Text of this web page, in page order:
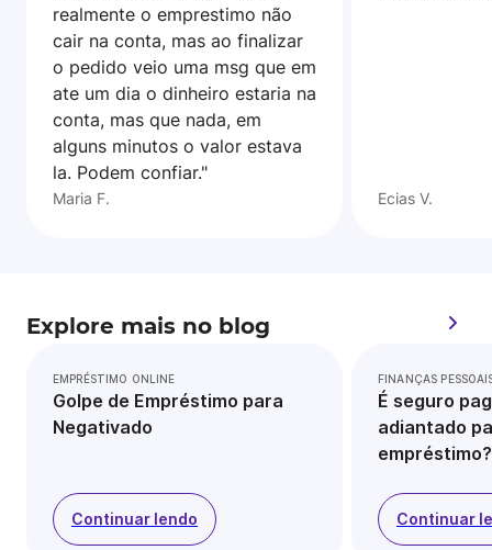
realmente o emprestimo não
cair na conta, mas ao finalizar
o pedido veio uma msg que em
ate um dia o dinheiro estaria na
conta, mas que nada, em
alguns minutos o valor estava
la. Podem confiar."
Maria F. Ecias V.
Explore mais no blog
EMPRÉSTIMO ONLINE
Golpe de Empréstimo para
Negativado
Continuar lendo
FINANÇAS
É seguro
adiantado
empréstimo?
Continuar